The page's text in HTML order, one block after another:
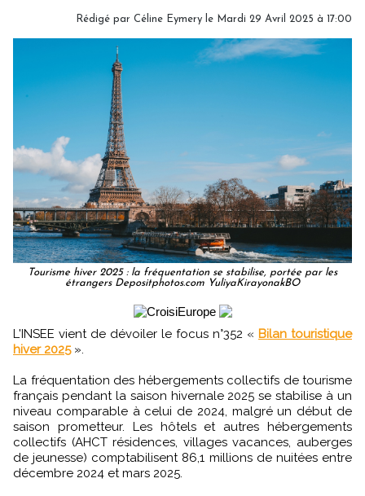
Rédigé par Céline Eymery le Mardi 29 Avril 2025 à 17:00
Tourisme hiver 2025 : la fréquentation se stabilise, portée par les
étrangers Depositphotos.com YuliyaKirayonakBO
L'INSEE vient de dévoiler le focus n°352 « Bilan touristique
hiver 2025».
La fréquentation des hébergements collectifs de tourisme
français pendant la saison hivernale 2025 se stabilise à un
niveau comparable à celui de 2024, malgré un début de
saison prometteur. Les hôtels et autres hébergements
collectifs (AHCT résidences, villages vacances, auberges
de jeunesse) comptabilisent 86,1 millions de nuitées entre
décembre 2024 et mars 2025.